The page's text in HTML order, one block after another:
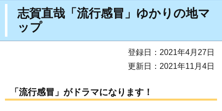
志賀直哉「流行感冒」ゆかりの地マ
ップ
登録日：2021年4月27日
更新日：2021年11月4日
「流行感冒」がドラマになります！